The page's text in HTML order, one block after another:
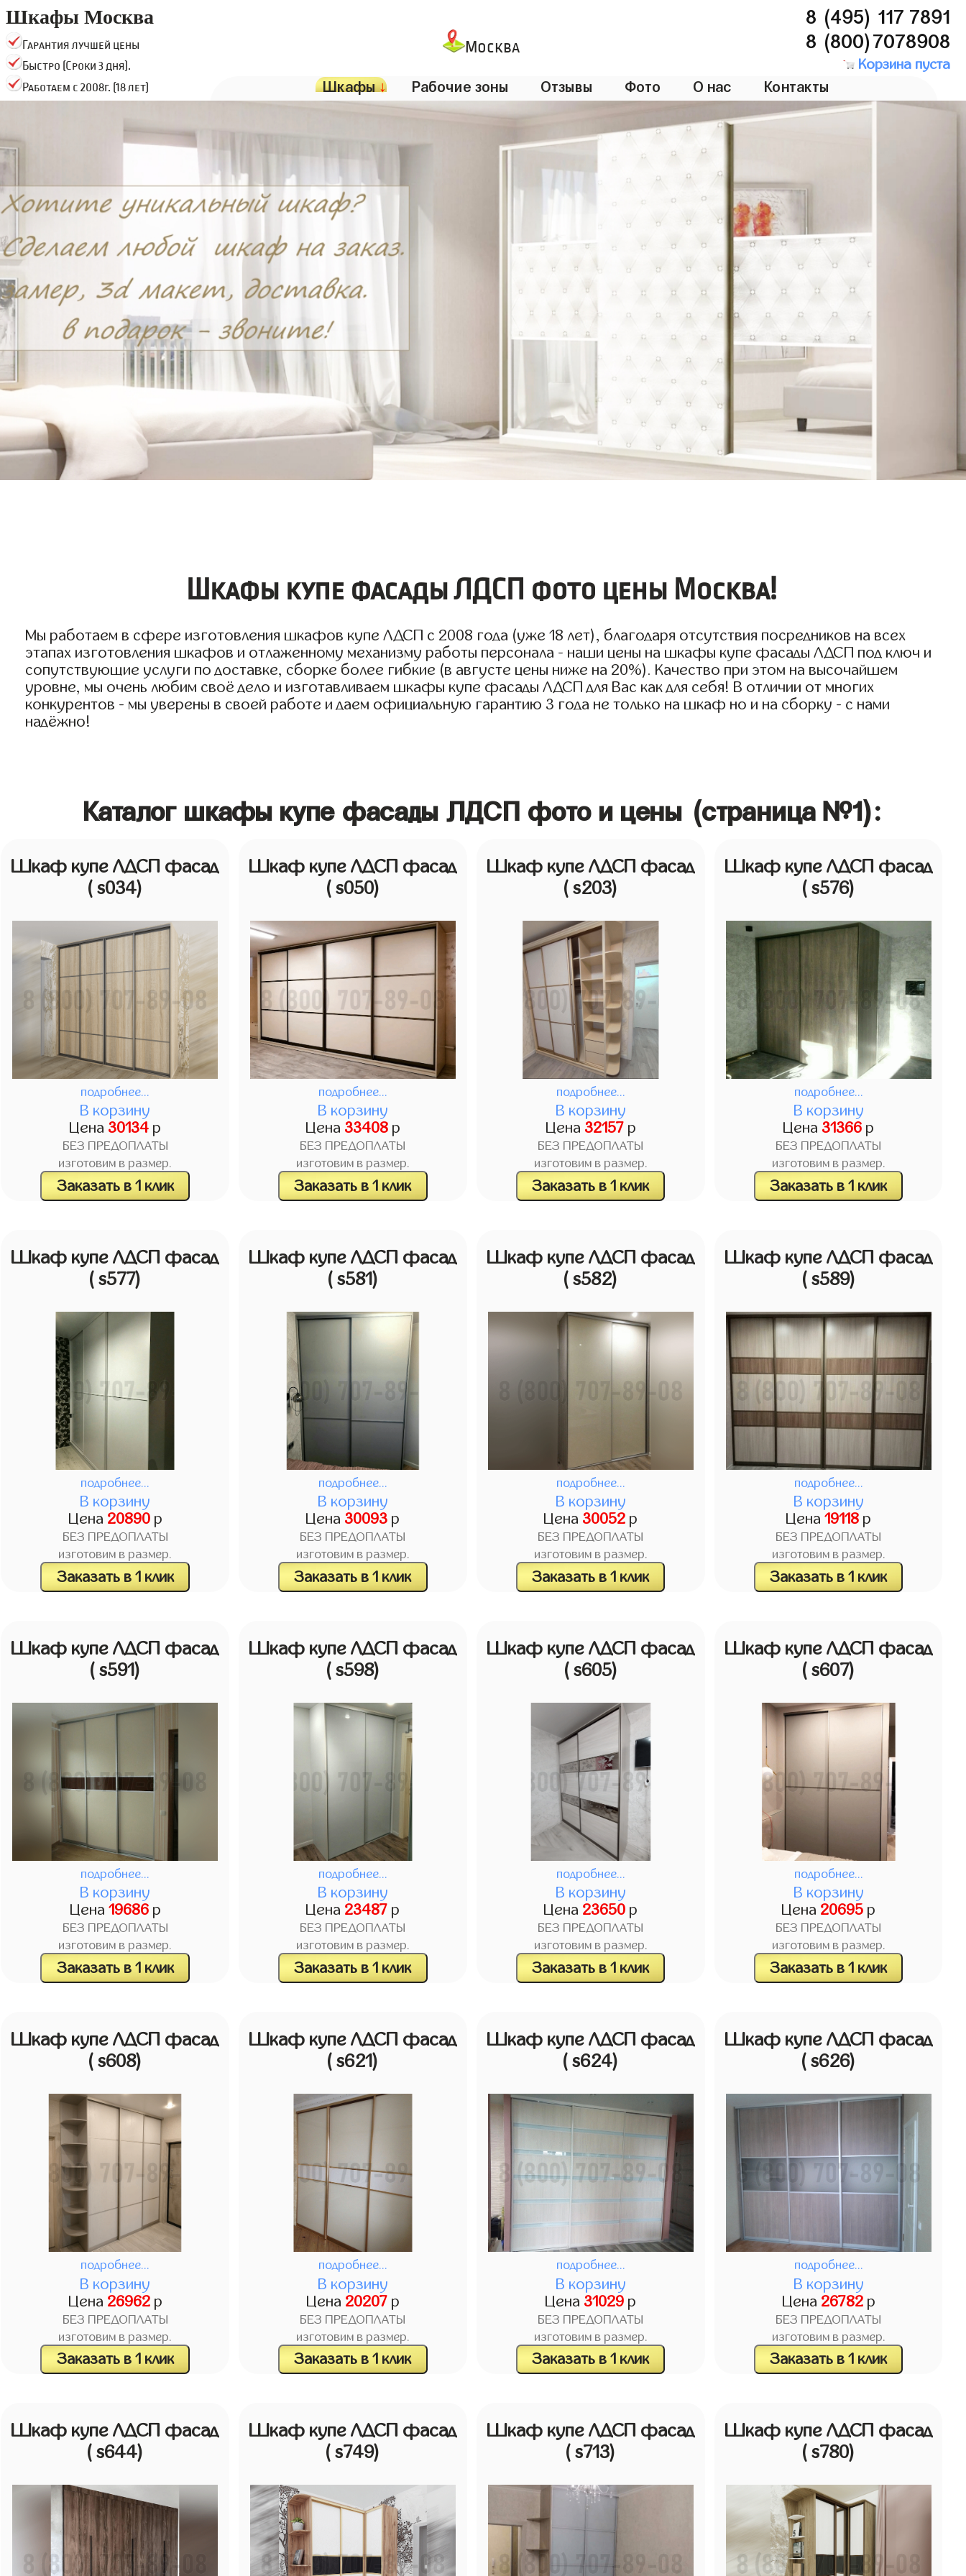
Шкафы Москва
Гарантия лучшей цены
Быстро (Сроки 3 дня).
Работаем с 2008г. (18 лет)
Москва
8 (495) 117 7891
8 (800)7078908
Корзина пуста
Шкафы↓ Рабочие зоны Отзывы Фото О нас Контакты
Шкафы купе фасады ЛДСП фото цены Москва!
Мы работаем в сфере изготовления шкафов купе ЛДСП с 2008 года (уже 18 лет), благодаря отсутствия посредников на всех
этапах изготовления шкафов и отлаженному механизму работы персонала - наши цены на шкафы купе фасады ЛДСП под ключ и
сопутствующие услуги по доставке, сборке более гибкие (в августе цены ниже на 20%). Качество при этом на высочайшем
уровне, мы очень любим своё дело и изготавливаем шкафы купе фасады ЛДСП для Вас как для себя! В отличии от многих
конкурентов - мы уверены в своей работе и даем официальную гарантию 3 года не только на шкаф но и на сборку - с нами
надёжно!
Каталог шкафы купе фасады ЛДСП фото и цены (страница №1):
Шкаф купе ЛДСП фасад
( s034)
подробнее...
В корзину
Цена 30134 р
БЕЗ ПРЕДОПЛАТЫ
изготовим в размер.
Заказать в 1 клик
Шкаф купе ЛДСП фасад
( s050)
подробнее...
В корзину
Цена 33408р
БЕЗ ПРЕДОПЛАТЫ
изготовим в размер.
Заказать в 1 клик
Шкаф купе ЛДСП фасад
( s203)
подробнее...
В корзину
Цена 32157р
БЕЗ ПРЕДОПЛАТЫ
изготовим в размер.
Заказать в 1 клик
Шкаф купе ЛДСП фасад
( s576)
подробнее...
В корзину
Цена 31366 р
БЕЗ ПРЕДОПЛАТЫ
изготовим в размер.
Заказать в 1 клик
Шкаф купе ЛДСП фасад
( s577)
подробнее...
В корзину
Цена 20890р
БЕЗ ПРЕДОПЛАТЫ
изготовим в размер.
Заказать в 1 клик
Шкаф купе ЛДСП фасад
( s581)
подробнее...
В корзину
Цена 30093 р
БЕЗ ПРЕДОПЛАТЫ
изготовим в размер.
Заказать в 1 клик
Шкаф купе ЛДСП фасад
( s582)
подробнее...
В корзину
Цена 30052 р
БЕЗ ПРЕДОПЛАТЫ
изготовим в размер.
Заказать в 1 клик
Шкаф купе ЛДСП фасад
( s589)
подробнее...
В корзину
Цена19118 р
БЕЗ ПРЕДОПЛАТЫ
изготовим в размер.
Заказать в 1 клик
Шкаф купе ЛДСП фасад
( s591)
подробнее...
В корзину
Цена 19686р
БЕЗ ПРЕДОПЛАТЫ
изготовим в размер.
Заказать в 1 клик
Шкаф купе ЛДСП фасад
( s598)
подробнее...
В корзину
Цена 23487 р
БЕЗ ПРЕДОПЛАТЫ
изготовим в размер.
Заказать в 1 клик
Шкаф купе ЛДСП фасад
( s605)
подробнее...
В корзину
Цена 23650 р
БЕЗ ПРЕДОПЛАТЫ
изготовим в размер.
Заказать в 1 клик
Шкаф купе ЛДСП фасад
( s607)
подробнее...
В корзину
Цена 20695 р
БЕЗ ПРЕДОПЛАТЫ
изготовим в размер.
Заказать в 1 клик
Шкаф купе ЛДСП фасад
( s608)
подробнее...
В корзину
Цена 26962р
БЕЗ ПРЕДОПЛАТЫ
изготовим в размер.
Заказать в 1 клик
Шкаф купе ЛДСП фасад
( s621)
подробнее...
В корзину
Цена 20207р
БЕЗ ПРЕДОПЛАТЫ
изготовим в размер.
Заказать в 1 клик
Шкаф купе ЛДСП фасад
( s624)
подробнее...
В корзину
Цена 31029 р
БЕЗ ПРЕДОПЛАТЫ
изготовим в размер.
Заказать в 1 клик
Шкаф купе ЛДСП фасад
( s626)
подробнее...
В корзину
Цена 26782р
БЕЗ ПРЕДОПЛАТЫ
изготовим в размер.
Заказать в 1 клик
Шкаф купе ЛДСП фасад
( s644)
Шкаф купе ЛДСП фасад
( s749)
Шкаф купе ЛДСП фасад
( s713)
Шкаф купе ЛДСП фасад
( s780)